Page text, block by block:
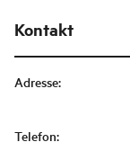
Kontakt
Adresse:
Telefon: